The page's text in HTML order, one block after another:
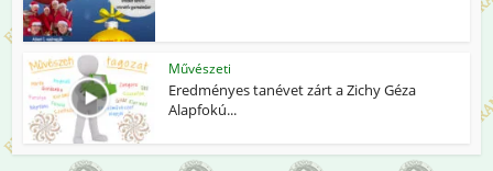
Művészeti
Eredményes tanévet zárt a Zichy Géza
Alapfokú...